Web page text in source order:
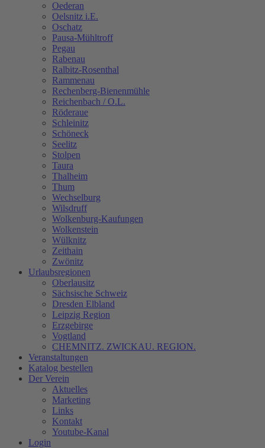
Oederan
Oelsnitz i.E.
Oschatz
Pausa-Mühltroff
Pegau
Rabenau
Ralbitz-Rosenthal
Rammenau
Rechenberg-Bienenmühle
Reichenbach / O.L.
Röderaue
Schleinitz
Schöneck
Seelitz
Stolpen
Taura
Thalheim
Thum
Wechselburg
Wilsdruff
Wolkenburg-Kaufungen
Wolkenstein
Wülknitz
Zeithain
Zwönitz
Urlaubsregionen
Oberlausitz
Sächsische Schweiz
Dresden Elbland
Leipzig Region
Erzgebirge
Vogtland
CHEMNITZ. ZWICKAU. REGION.
Veranstaltungen
Katalog bestellen
Der Verein
Aktuelles
Marketing
Links
Kontakt
Youtube-Kanal
Login